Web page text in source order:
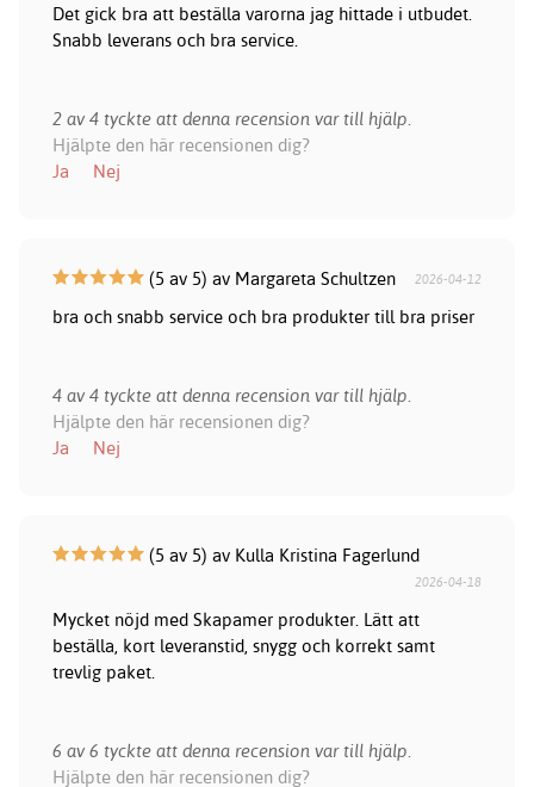
Det gick bra att beställa varorna jag hittade i utbudet.
Snabb leverans och bra service.
2 av 4 tyckte att denna recension var till hjälp.
Hjälpte den här recensionen dig?
Ja
Nej
(5 av 5) av Margareta Schultzen 2026-04-12
bra och snabb service och bra produkter till bra priser
4 av 4 tyckte att denna recension var till hjälp.
Hjälpte den här recensionen dig?
Ja
Nej
(5 av 5) av Kulla Kristina Fagerlund
2026-04-18
Mycket nöjd med Skapamer produkter. Lätt att
beställa, kort leveranstid, snygg och korrekt samt
trevlig paket.
6 av 6 tyckte att denna recension var till hjälp.
Hjälpte den här recensionen dig?